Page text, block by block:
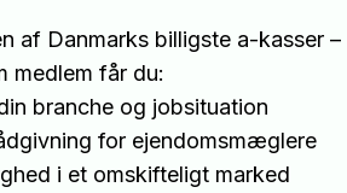
af Danmarks billigste a-kasser –
medlem får du:
branche og jobsituation
for ejendomsmæglere
i et omskifteligt marked